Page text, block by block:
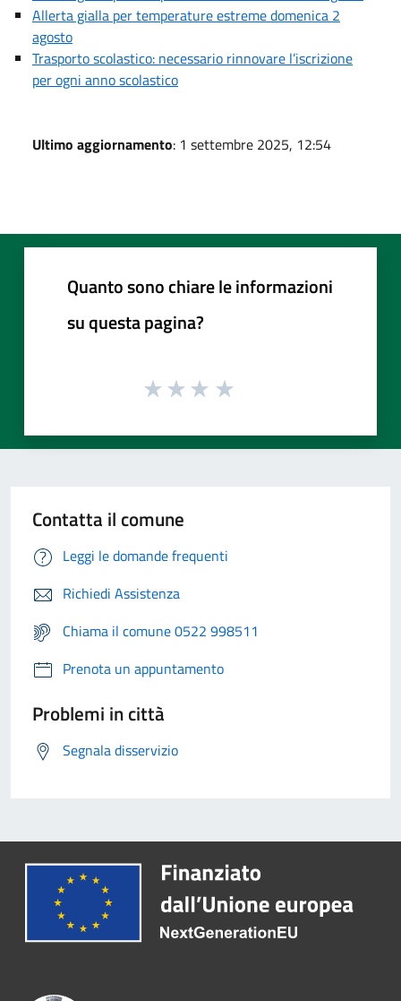
Allerta gialla per temperature estreme domenica 2
agosto
Trasporto scolastico: necessario rinnovare l’iscrizione
per ogni anno scolastico
Ultimo aggiornamento: 1 settembre 2025, 12:54
Quanto sono chiare le informazioni
su questa pagina?
Contatta il comune
Leggi le domande frequenti
Richiedi Assistenza
Chiama il comune 0522 998511
Prenota un appuntamento
Problemi in città
Segnala disservizio